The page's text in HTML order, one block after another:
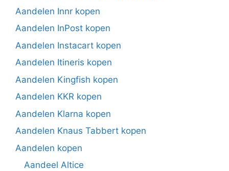
Aandelen Innr kopen
Aandelen InPost kopen
Aandelen Instacart kopen
Aandelen Itineris kopen
Aandelen Kingfish kopen
Aandelen KKR kopen
Aandelen Klarna kopen
Aandelen Knaus Tabbert kopen
Aandelen kopen
Aandeel Altice